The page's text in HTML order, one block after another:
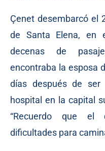
Çenet desembarcó el
de Santa Elena, en
decenas de
encontraba la esposa
días después de
hospital en la capital
“Recuerdo que
dificultades para